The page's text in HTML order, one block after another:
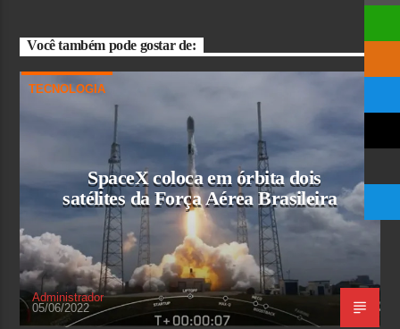
Você também pode gostar de:
TECNOLOGIA
SpaceX coloca em órbita dois
satélites da Força Aérea Brasileira
Administrador
05/06/2022